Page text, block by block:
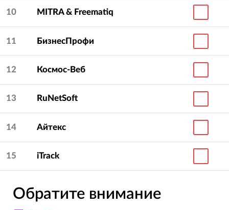
10 MITRA & Freematiq
11 БизнесПрофи
12 Космос-Веб
13 RuNetSoft
14 Айтекс
15 iTrack
Обратите внимание